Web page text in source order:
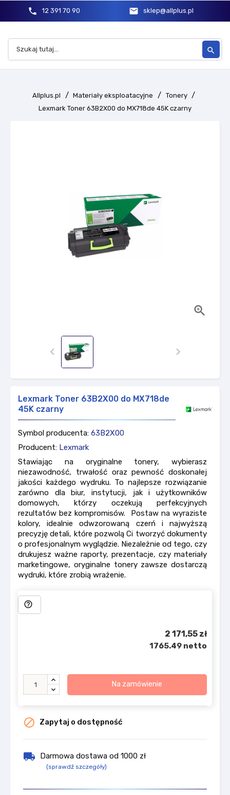
phone 12 391 70 90 mail sklep@allplus.pl
search
Allplus.pl Materiały eksploatacyjne
Tonery
Lexmark Toner 63B2X00 do MX718de 45K czarny

 
Lexmark Toner 63B2X00 do MX718de
45K czarny
Symbol producenta: 63B2X00
Producent: Lexmark
Stawiając na oryginalne tonery, wybierasz
niezawodność, trwałość oraz pewność doskonałej
jakości każdego wydruku. To najlepsze rozwiązanie
zarówno dla biur, instytucji, jak i użytkowników
domowych, którzy oczekują perfekcyjnych
rezultatów bez kompromisów. Postaw na wyraziste
kolory, idealnie odwzorowaną czerń i najwyższą
precyzję detali, które pozwolą Ci tworzyć dokumenty
o profesjonalnym wyglądzie. Niezależnie od tego, czy
drukujesz ważne raporty, prezentacje, czy materiały
marketingowe, oryginalne tonery zawsze dostarczą
wydruki, które zrobią wrażenie.
help_outline
2 171,55 zł
1765.49 netto
Na zamówienie
 Zapytaj o dostępność
local_shipping Darmowa dostawa od 1000 zł
(sprawdź szczegóły)